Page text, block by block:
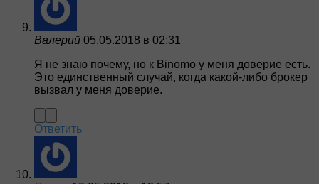
Валерий 05.05.2018 в 02:31
Я не знаю почему, но к Binomo у меня доверие есть.
Это единственный случай, когда какой-либо брокер
вызвал у меня доверие.
Ответить